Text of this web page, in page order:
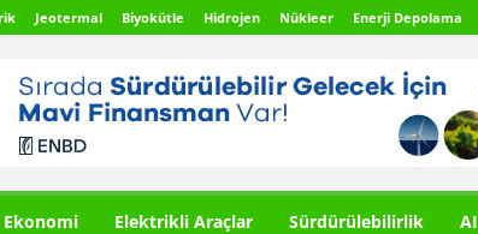
Jeotermal Biyokütle Hidrojen Nükleer Enerji Depolama
Ekonomi Elektrikli Araçlar Sürdürülebilirlik AI